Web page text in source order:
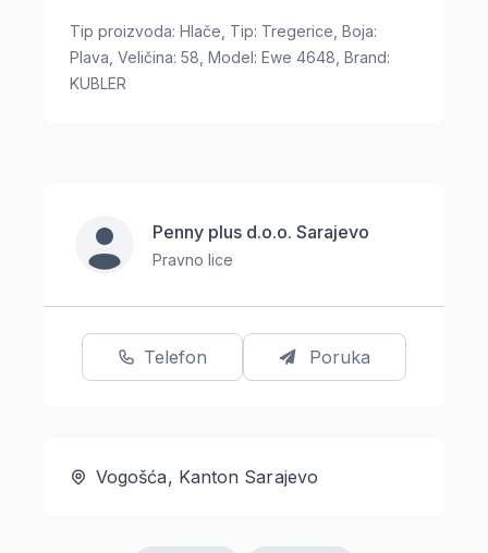
Tip proizvoda: Hlače, Tip: Tregerice, Boja:
Plava, Veličina: 58, Model: Ewe 4648, Brand:
KUBLER
Penny plus d.o.o. Sarajevo
Pravno lice
Telefon Poruka
Vogošća, Kanton Sarajevo